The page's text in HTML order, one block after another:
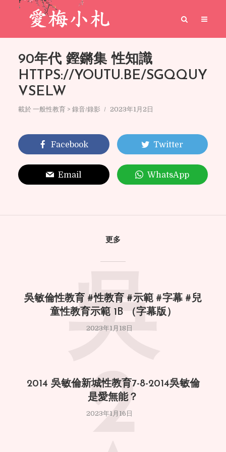
90年代 鏗鏘集 性知識
HTTPS://YOUTU.BE/SGQQUY
VSELW
載於 一般性教育 > 錄音/錄影 2023年1月2日
Facebook Twitter
Email WhatsApp
更多
吳敏倫性教育 #性教育 #示範 #字幕 #兒
童性教育示範 1B （字幕版）
2023年1月18日
吳
2014 吳敏倫新城性教育7-8-2014吳敏倫
是愛無能？
2023年1月16日
2